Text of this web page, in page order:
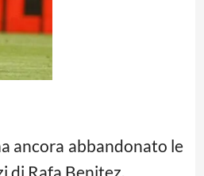
ancora abbandonato le
di Rafa Benitez.